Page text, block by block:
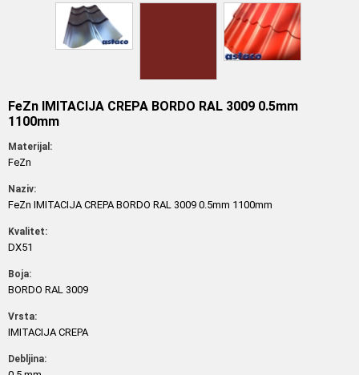
FeZn IMITACIJA CREPA BORDO RAL 3009 0.5mm
1100mm
Materijal:
FeZn
Naziv:
FeZn IMITACIJA CREPA BORDO RAL 3009 0.5mm 1100mm
Kvalitet:
DX51
Boja:
BORDO RAL 3009
Vrsta:
IMITACIJA CREPA
Debljina: